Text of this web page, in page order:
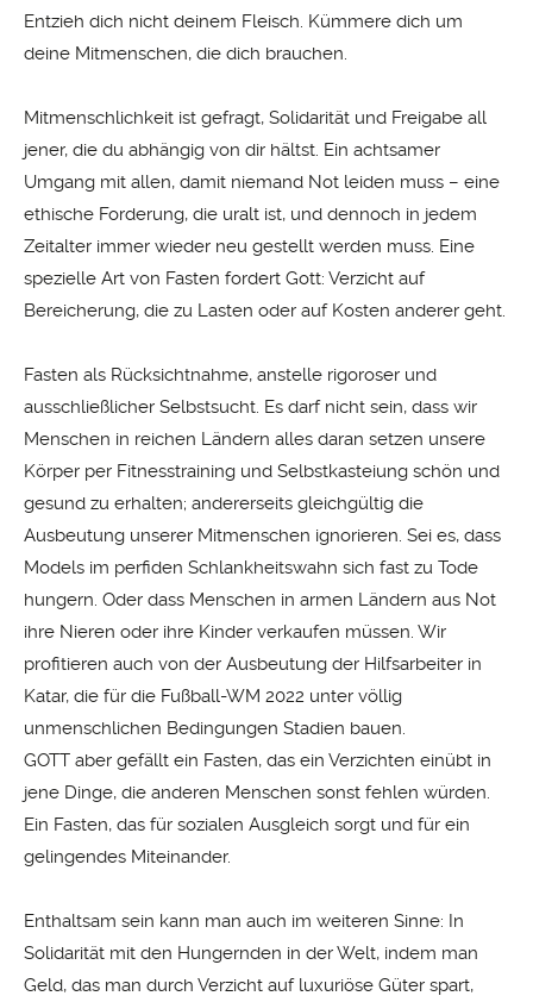
Entzieh dich nicht deinem Fleisch. Kümmere dich um
deine Mitmenschen, die dich brauchen.
Mitmenschlichkeit ist gefragt, Solidarität und Freigabe all
jener, die du abhängig von dir hältst. Ein achtsamer
Umgang mit allen, damit niemand Not leiden muss – eine
ethische Forde­rung, die uralt ist, und dennoch in jedem
Zeitalter immer wieder neu gestellt werden muss. Eine
spezielle Art von Fasten fordert Gott: Verzicht auf
Bereicherung, die zu Lasten oder auf Kosten anderer geht.
Fasten als Rücksichtnahme, anstelle rigoroser und
ausschließlicher Selbstsucht. Es darf nicht sein, dass wir
Menschen in reichen Ländern alles daran setzen unsere
Körper per Fitnesstraining und Selbstkasteiung schön und
gesund zu erhalten; andererseits gleichgültig die
Ausbeutung unserer Mitmenschen ignorieren. Sei es, dass
Models im perfiden Schlankheitswahn sich fast zu Tode
hungern. Oder dass Menschen in armen Ländern aus Not
ihre Nieren oder ihre Kinder verkaufen müssen. Wir
profitieren auch von der Ausbeutung der Hilfsarbeiter in
Katar, die für die Fußball-WM 2022 unter völlig
unmenschlichen Bedingungen Stadien bauen.
GOTT aber gefällt ein Fasten, das ein Verzichten einübt in
jene Dinge, die anderen Menschen sonst fehlen würden.
Ein Fasten, das für sozialen Ausgleich sorgt und für ein
gelingendes Miteinander.
Enthalt­sam sein kann man auch im weiteren Sinne: In
Solidarität mit den Hungernden in der Welt, indem man
Geld, das man durch Verzicht auf luxuriöse Güter spart,